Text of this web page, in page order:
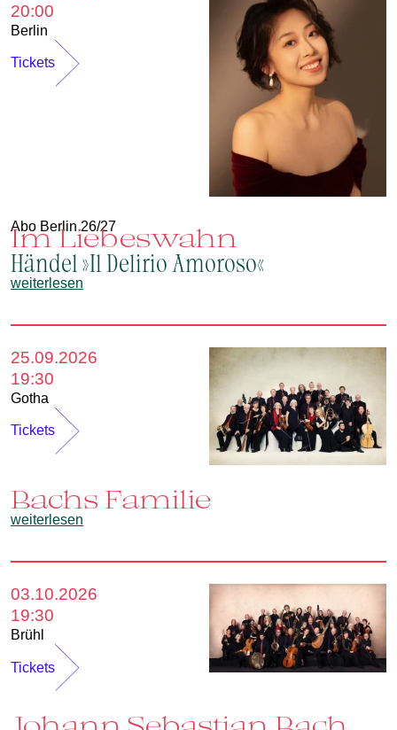
20:00
Berlin
Tickets
Abo Berlin 26/27
Im Liebeswahn
Händel »Il Delirio Amoroso«
weiterlesen
25.09.2026
19:30
Gotha
Tickets
Bachs Familie
weiterlesen
03.10.2026
19:30
Brühl
Tickets